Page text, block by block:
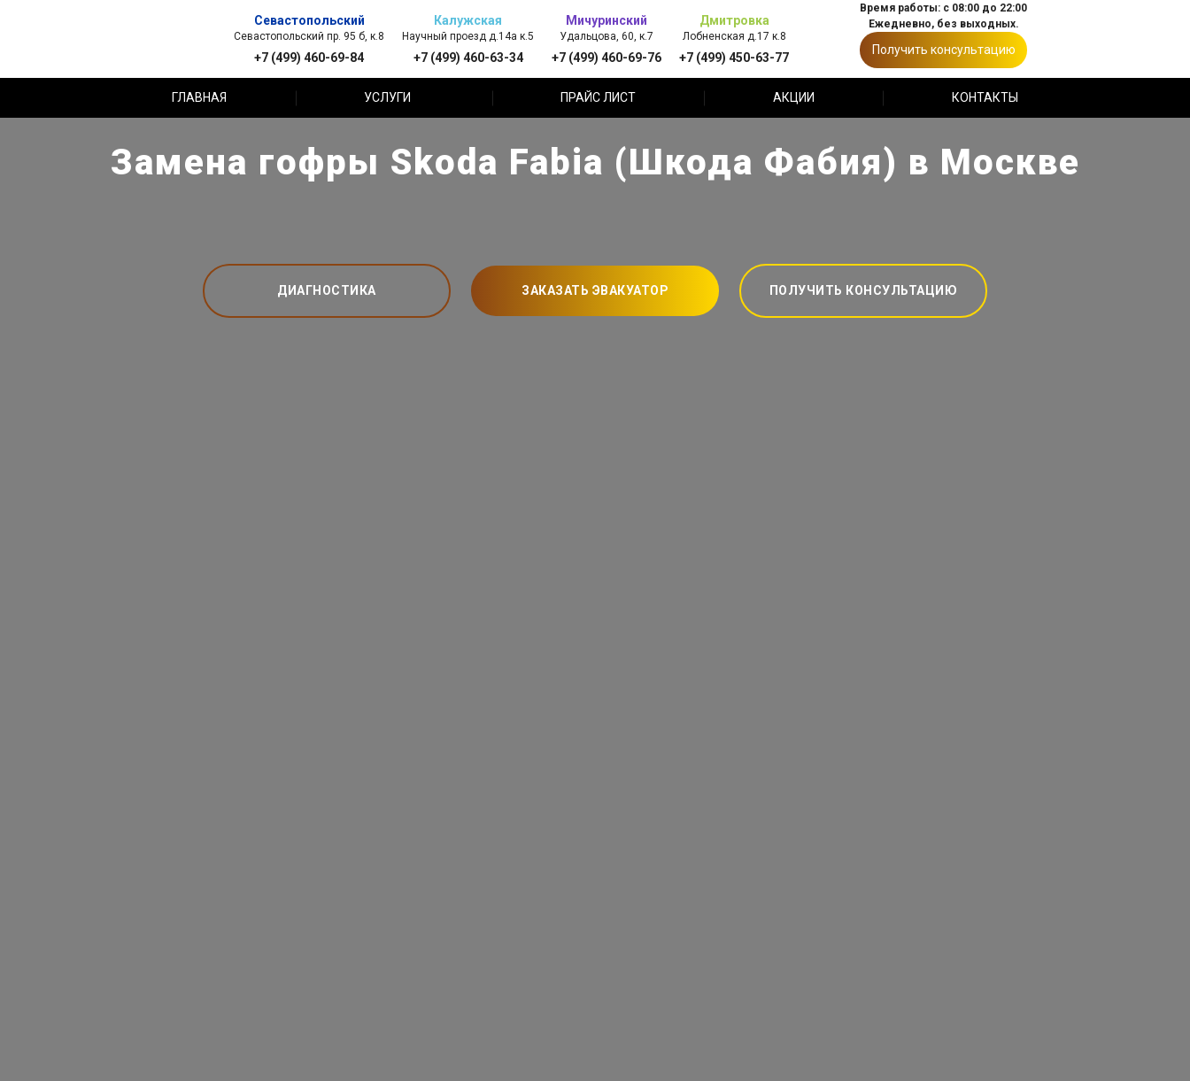
Севастопольский
Севастопольский пр. 95 б, к.8
+7 (499) 460-69-84
Калужская
Научный проезд д.14а к.5
+7 (499) 460-63-34
Мичуринский
Удальцова, 60, к.7
+7 (499) 460-69-76
Дмитровка
Лобненская д.17 к.8
+7 (499) 450-63-77
Время работы: с 08:00 до 22:00
Ежедневно, без выходных.
Получить консультацию
ГЛАВНАЯ УСЛУГИ ПРАЙС ЛИСТ АКЦИИ КОНТАКТЫ
Замена гофры Skoda Fabia (Шкода Фабия) в Москве
ДИАГНОСТИКА ЗАКАЗАТЬ ЭВАКУАТОР ПОЛУЧИТЬ КОНСУЛЬТАЦИЮ